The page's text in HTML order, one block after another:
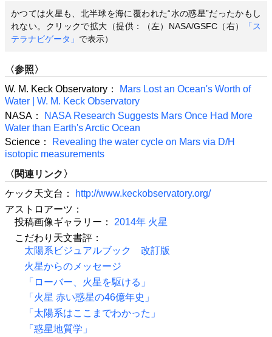
かつては火星も、北半球を海に覆われた“水の惑星”だったかもし
れない。クリックで拡大（提供：（左）NASA/GSFC（右）
「ス
テラナビゲータ」 で表示）
〈参照〉
W. M. Keck Observatory：
Mars Lost an Ocean's Worth of
Water | W. M. Keck Observatory
NASA：
NASA Research Suggests Mars Once Had More
Water than Earth's Arctic Ocean
Science：
Revealing the water cycle on Mars via D/H
isotopic measurements
〈関連リンク〉
ケック天文台：
http://www.keckobservatory.org/
アストロアーツ：
投稿画像ギャラリー： 2014年 火星
こだわり天文書評：
太陽系ビジュアルブック 改訂版
火星からのメッセージ
「ローバー、火星を駆ける」
「火星 赤い惑星の46億年史」
「太陽系はここまでわかった」
「惑星地質学」